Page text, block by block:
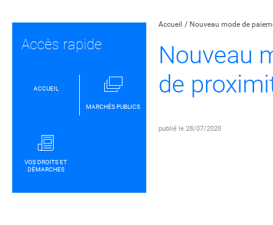
Accueil Nouveau mode de
Nouveau
de
publié le 28/07/2020
Accès rapide
ACCUEIL
MARCHÉS PUBLICS
VOS DROITS ET
DÉMARCHES